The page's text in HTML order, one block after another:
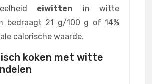
eiwitten in witte
bedraagt 21 g/100 g of 14%
calorische waarde.
koken met witte